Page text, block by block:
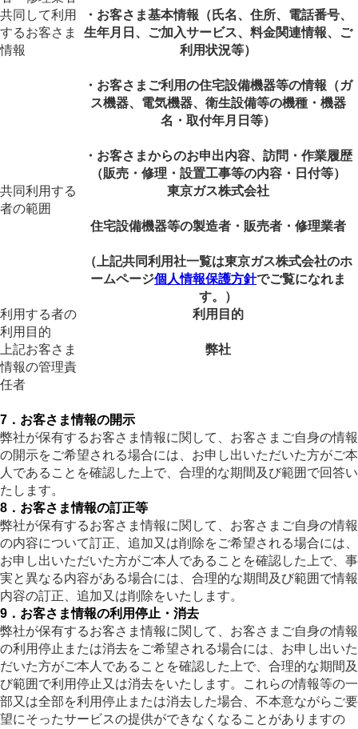
共同して利用
するお客さま
情報
・お客さま基本情報（氏名、住所、電話番号、
生年月日、ご加入サービス、料金関連情報、ご
利用状況等）
・お客さまご利用の住宅設備機器等の情報（ガ
ス機器、電気機器、衛生設備等の機種・機器
名・取付年月日等）
・お客さまからのお申出内容、訪問・作業履歴
（販売・修理・設置工事等の内容・日付等）
共同利用する
者の範囲
東京ガス株式会社
住宅設備機器等の製造者・販売者・修理業者
（上記共同利用社一覧は東京ガス株式会社のホ
ームページ個人情報保護方針でご覧になれま
す。）
利用する者の
利用目的
利用目的
上記お客さま
情報の管理責
任者
弊社
7．お客さま情報の開示
弊社が保有するお客さま情報に関して、お客さまご自身の情報
の開示をご希望される場合には、お申し出いただいた方がご本
人であることを確認した上で、合理的な期間及び範囲で回答い
たします。
8．お客さま情報の訂正等
弊社が保有するお客さま情報に関して、お客さまご自身の情報
の内容について訂正、追加又は削除をご希望される場合には、
お申し出いただいた方がご本人であることを確認した上で、事
実と異なる内容がある場合には、合理的な期間及び範囲で情報
内容の訂正、追加又は削除をいたします。
9．お客さま情報の利用停止・消去
弊社が保有するお客さま情報に関して、お客さまご自身の情報
の利用停止または消去をご希望される場合には、お申し出いた
だいた方がご本人であることを確認した上で、合理的な期間及
び範囲で利用停止又は消去をいたします。これらの情報等の一
部又は全部を利用停止または消去した場合、不本意ながらご要
望にそったサービスの提供ができなくなることがありますの